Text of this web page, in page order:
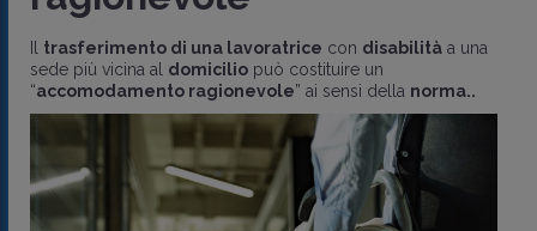
trasferimento di una lavoratrice con disabilità a una
sede più vicina al domicilio può costituire un
“accomodamento ragionevole” ai sensi della norma..